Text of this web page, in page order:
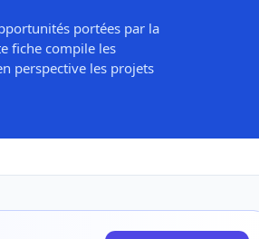
portées par la
fiche compile les
perspective les projets